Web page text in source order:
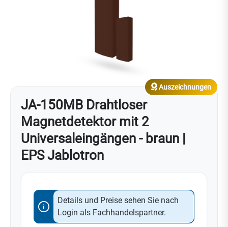
JA-150MB Drahtloser
Magnetdetektor mit 2
Universaleingängen - braun |
EPS Jablotron
Auszeichnungen
Details und Preise sehen Sie nach
Login als Fachhandelspartner.